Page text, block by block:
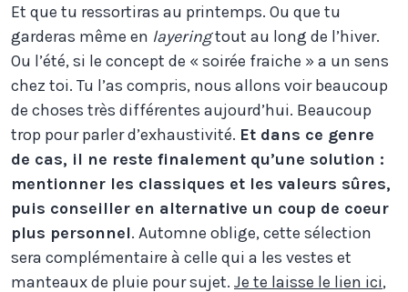
Et que tu ressortiras au printemps. Ou que tu
garderas même en layeringtout au long de l’hiver.
Ou l’été, si le concept de « soirée fraiche » a un sens
chez toi. Tu l’as compris, nous allons voir beaucoup
de choses très différentes aujourd’hui. Beaucoup
trop pour parler d’exhaustivité. Et dans ce genre
de cas, il ne reste finalement qu’une solution :
mentionner les classiques et les valeurs sûres,
puis conseiller en alternative un coup de coeur
plus personnel. Automne oblige, cette sélection
sera complémentaire à celle qui a les vestes et
manteaux de pluie pour sujet. Je te laisse le lien ici,